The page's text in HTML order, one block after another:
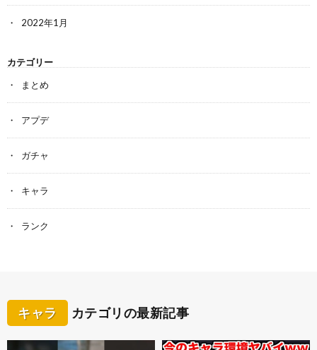
2022年1月
カテゴリー
まとめ
アプデ
ガチャ
キャラ
ランク
キャラ カテゴリの最新記事